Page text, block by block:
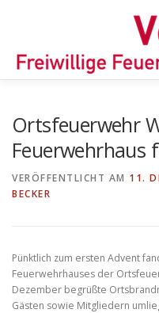
TIPPS/TRICKS
Ortsfeuerwehr
Feuerwehrhaus
VERÖFFENTLICHT AM 11.
BECKER
Pünktlich zum ersten Advent
Feuerwehrhauses der
Dezember begrüßte
Gästen sowie Mitgliedern